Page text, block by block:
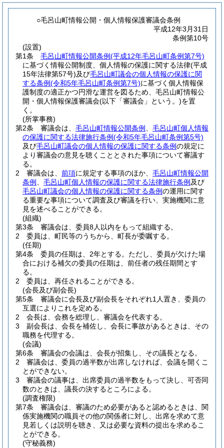
○毛呂山町情報公開・個人情報保護審議会条例
平成12年3月31日
条例第10号
(設置)
第1条
毛呂山町情報公開条例(平成12年毛呂山町条例第7号)
に基づく情報公開制度、個人情報の保護に関する法律(平成
15年法律第57号)及び毛呂山町議会の個人情報の保護に関
する条例(令和5年毛呂山町条例第7号)に基づく個人情報保
護制度の適正かつ円滑な運営を図るため、毛呂山町情報公
開・個人情報保護審議会(以下「審議会」という。)を置
く。
(所掌事務)
第2条
審議会は、 毛呂山町情報公開条例
毛呂山町個人情報
の保護に関する法律施行条例(令和5年毛呂山町条例第5号)
及び毛呂山町議会の個人情報の保護に関する条例の規定に
より審議会の意見を聴くこととされた事項について審議す
る。
2
審議会は、 前項に規定する事項のほか、 毛呂山町情報公開
条例
毛呂山町個人情報の保護に関する法律施行条例 及び
毛呂山町議会の個人情報の保護に関する条例の運用に関す
る重要な事項について調査及び審議を行い、実施機関に意
見を述べることができる。
(組織)
第3条
審議会は、委員8人以内をもって組織する。
2
委員は、町民等のうちから、町長が委嘱する。
(任期)
第4条
委員の任期は、2年とする。 ただし、委員が欠けた場
合における補欠の委員の任期は、前任者の残任期間とす
る。
2
委員は、再任されることができる。
(会長及び副会長)
第5条
審議会に会長及び副会長をそれぞれ1人置き、委員の
互選によりこれを定める。
2
会長は、会務を総理し、審議会を代表する。
3
副会長は、会長を補佐し、会長に事故があるときは、その
職務を代理する。
(会議)
第6条
審議会の会議は、会長が招集し、その議長となる。
2
審議会は、委員の過半数が出席しなければ、会議を開くこ
とができない。
3
審議会の議事は、出席委員の過半数をもって決し、可否同
数のときは、議長の決するところによる。
(調査権限)
第7条
審議会は、審議のため必要があると認めるときは、関
係実施機関の職員その他の関係者に対し、出席を求めて意
見若しくは説明を聴き、又は必要な資料の提出を求めるこ
とができる。
(守秘義務)